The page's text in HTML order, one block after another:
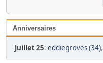
Anniversaires
Juillet 25: eddiegroves (34),